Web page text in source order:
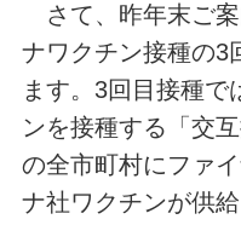
さて、昨年末ご案
ナワクチン接種の3
ます。3回目接種で
ンを接種する「交
の全市町村にファ
ナ社ワクチンが供